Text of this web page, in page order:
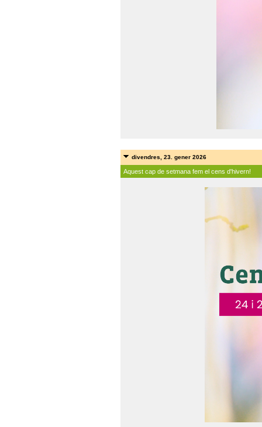
divendres, 23. gener 2026
Aquest cap de setmana fem el cens d'hivern!